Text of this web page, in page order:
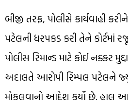
બીજી તરફ, પોલીસે કાર્યવાહી
પટેલની ધરપકડ કરી તેને કોર્ટમાં
પોલીસ રિમાન્ડ માટે કોઈ નક્કર
અદાલતે આરોપી રિમ્પલ પટેલને
મોકલવાનો આદેશ કર્યો છે. હાલ આ